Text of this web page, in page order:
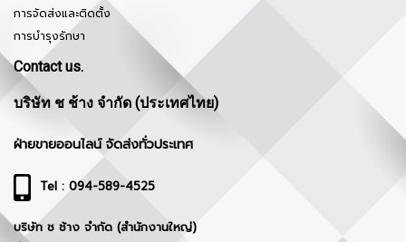
การจัดส่งและติดตั้ง
การบำรุงรักษา
Contact us.
บริษัท ช ช้าง จำกัด (ประเทศไทย)
ฝ่ายขายออนไลน์ จัดส่งทั่วประเทศ
Tel : 094-589-4525
บริษัท ช ช้าง จำกัด (สำนักงานใหญ่)